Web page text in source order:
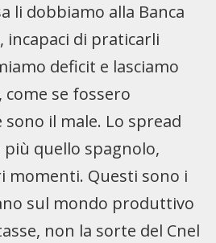
li dobbiamo alla Banca
incapaci di praticarli
deficit e lasciamo
se fossero
sono il male. Lo spread
quello spagnolo,
momenti. Questi sono i
sul mondo produttivo
non la sorte del Cnel